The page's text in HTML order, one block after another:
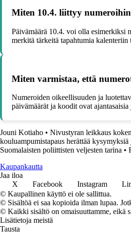
Miten 10.4. liittyy
Päivämäärä 10.4. voi olla esimerkiksi
merkitä tärkeitä tapahtumia kalenteriin
Miten varmistaa, että
Numeroiden oikeellisuuden ja
päivämäärät ja koodit ovat
Jouni Kotiaho • Nivustyran leikkaus
kouluampumistapaus herättää kysymyksiä
Suomalaisten poliittisten veljesten tarina •
Kaupankautta
Jaa iloa
X
Facebook Instagram
© Kaupallinen käyttö ei ole sallittua.
© Sisältöä ei saa kopioida ilman lupaa.
© Kaikki sisältö on omaisuuttamme, eikä
Lisätietoja meistä
Tausta